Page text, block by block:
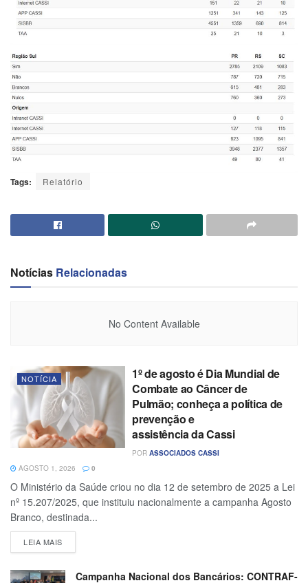
Tags: Relatório
Notícias Relacionadas
No Content Available
NOTÍCIA
1º de agosto é Dia Mundial de
Combate ao Câncer de
Pulmão; conheça a política de
prevenção e
assistência da Cassi
POR ASSOCIADOS CASSI
AGOSTO 1, 2026
0
O Ministério da Saúde criou no dia 12 de setembro de 2025 a Lei
nº 15.207/2025, que instituiu nacionalmente a campanha Agosto
Branco, destinada...
LEIA MAIS
Campanha Nacional dos Bancários: CONTRAF-